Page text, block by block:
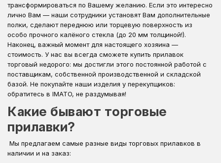
трансформироваться по Вашему желанию. Если это интересно
лично Вам — наши сотрудники установят Вам дополнительные
полки, сделают переднюю или торцевую поверхность из
особо прочного калёного стекла (до 20 мм толщиной!).
Наконец, важный момент для настоящего хозяина —
стоимость. У нас вы всегда сможете купить прилавок
торговый недорого: мы достигли этого постоянной работой с
поставщикам, собственной производственной и складской
базой. Не покупайте наши изделия у перекупщиков:
обратитесь в IMATO, не раздумывая!
Какие бывают торговые
прилавки?
Мы предлагаем самые разные виды торговых прилавков в
наличии и на заказ: